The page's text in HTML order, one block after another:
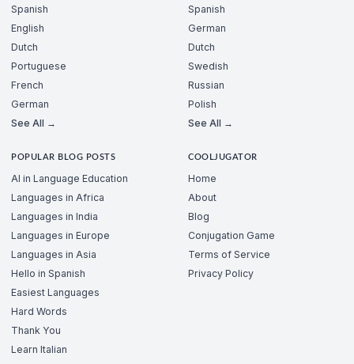
Spanish
English
Dutch
Portuguese
French
German
See All →
Spanish
German
Dutch
Swedish
Russian
Polish
See All →
POPULAR BLOG POSTS
AI in Language Education
Languages in Africa
Languages in India
Languages in Europe
Languages in Asia
Hello in Spanish
Easiest Languages
Hard Words
Thank You
Learn Italian
COOLJUGATOR
Home
About
Blog
Conjugation Game
Terms of Service
Privacy Policy